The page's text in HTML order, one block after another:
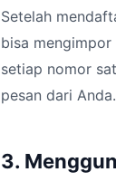
Setelah
bisa
setiap nomor
pesan dari Anda.
3.